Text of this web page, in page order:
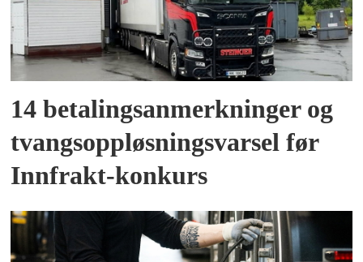
14 betalingsanmerkninger og
tvangsoppløsningsvarsel før
Innfrakt-konkurs